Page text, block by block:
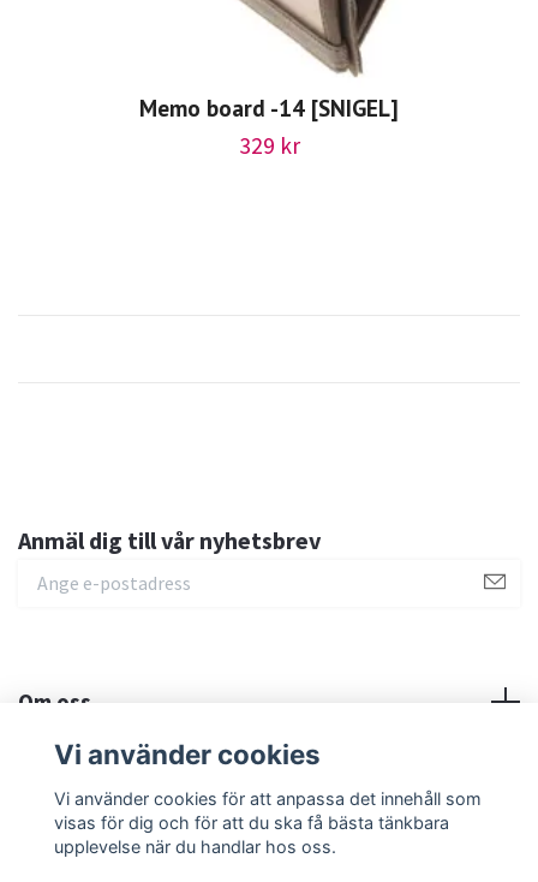
Memo board -14 [SNIGEL]
329 kr
Anmäl dig till vår nyhetsbrev
Om oss
Sociala medier
Vi använder cookies
Vi använder cookies för att anpassa det innehåll som
visas för dig och för att du ska få bästa tänkbara
upplevelse när du handlar hos oss.